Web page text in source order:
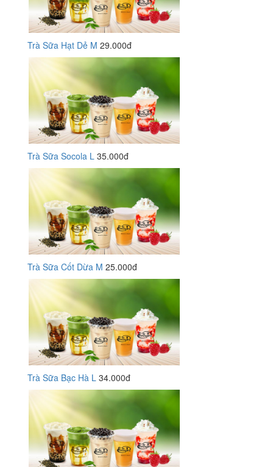
Trà Sữa Hạt Dẻ M 29.000đ
Trà Sữa Socola L 35.000đ
Trà Sữa Cốt Dừa M 25.000đ
Trà Sữa Bạc Hà L 34.000đ